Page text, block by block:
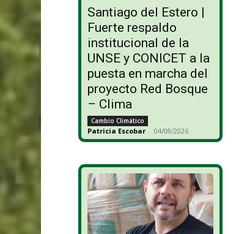
Santiago del Estero |
Fuerte respaldo
institucional de la
UNSE y CONICET a la
puesta en marcha del
proyecto Red Bosque
– Clima
Cambio Climático
Patricia Escobar - 04/08/2026